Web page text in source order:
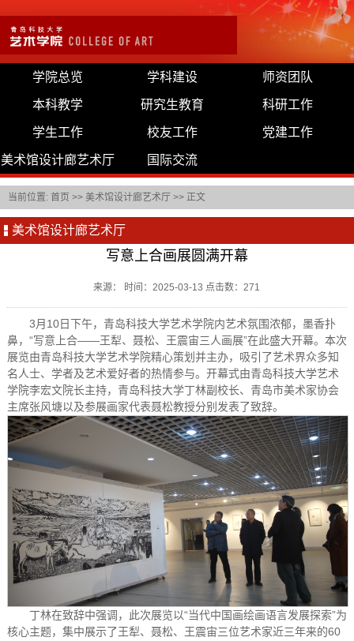
学院总览 学科建设 师资团队
本科教学 研究生教育 科研工作
学生工作 校友工作 党建工作
美术馆设计廊艺术厅 国际交流
当前位置: 首页 >> 美术馆设计廊艺术厅 >> 正文
美术馆设计廊艺术厅
写意上合画展圆满开幕
来源： 时间：2025-03-13 点击数：271
3月10日下午，青岛科技大学艺术学院内艺术氛围浓郁，墨香扑
鼻，“写意上合——王犁、聂松、王震宙三人画展”在此盛大开幕。本次
展览由青岛科技大学艺术学院精心策划并主办，吸引了艺术界众多知
名人士、学者及艺术爱好者的热情参与。开幕式由青岛科技大学艺术
学院李宏文院长主持，青岛科技大学丁林副校长、青岛市美术家协会
主席张风塘以及参展画家代表聂松教授分别发表了致辞。
丁林在致辞中强调，此次展览以“当代中国画绘画语言发展探索”为
核心主题，集中展示了王犁、聂松、王震宙三位艺术家近三年来的60